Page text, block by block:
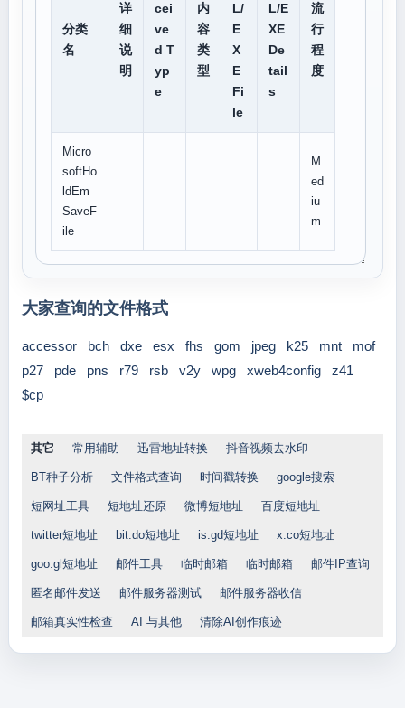
分类
名
详
细
说
明
cei
ve
d T
yp
e
内
容
类
型
L/
E
X
E
Fi
le
L/E
XE
De
tail
s
流
行
程
度
Micro
softHo
ldEm
SaveF
ile
M
ed
iu
m
大家查询的文件格式
accessor bch dxe esx fhs gom jpeg k25 mnt
mof
p27
pde pns r79 rsb v2y wpg xweb4config
z41
$cp
其它 常用辅助 迅雷地址转换 抖音视频去水印
BT种子分析 文件格式查询 时间戳转换 google搜索
短网址工具 短地址还原 微博短地址 百度短地址
twitter短地址 bit.do短地址 is.gd短地址 x.co短地址
goo.gl短地址 邮件工具 临时邮箱 临时邮箱 邮件IP查询
匿名邮件发送 邮件服务器测试 邮件服务器收信
邮箱真实性检查 AI 与其他 清除AI创作痕迹